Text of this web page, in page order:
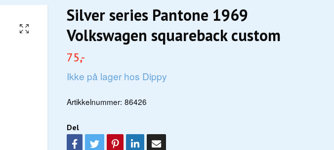
Silver series Pantone 1969
Volkswagen squareback custom
75,-
Ikke på lager hos Dippy
Artikkelnummer: 86426
Del